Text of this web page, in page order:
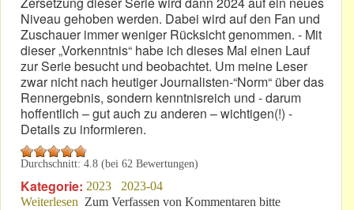
Niveau gehoben werden. Dabei wird auf den Fan und
Zuschauer immer weniger Rücksicht genommen. - Mit
dieser „Vorkenntnis“ habe ich dieses Mal einen Lauf
zur Serie besucht und beobachtet. Um meine Leser
zwar nicht nach heutiger Journalisten-“Norm“ über das
Rennergebnis, sondern kenntnisreich und - darum
hoffentlich – gut auch zu anderen – wichtigen(!) -
Details zu informieren.
Durchschnitt: 4.8 (bei 62 Bewertungen)
Kategorie: 2023
2023-04
Weiterlesen über NLS 3: Ist „Breitensport“ wie „Radio
Zum Verfassen von Kommentaren bitte